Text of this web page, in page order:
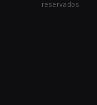
reservados.